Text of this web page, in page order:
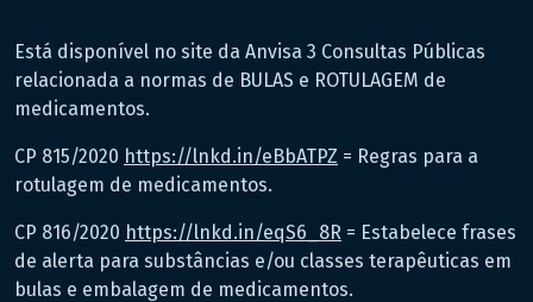
Está disponível no site da Anvisa 3 Consultas Públicas
relacionada a normas de BULAS e ROTULAGEM de
medicamentos.
CP 815/2020 https://lnkd.in/eBbATPZ = Regras para a
rotulagem de medicamentos.
CP 816/2020 https://lnkd.in/eqS6_8R = Estabelece frases
de alerta para substâncias e/ou classes terapêuticas em
bulas e embalagem de medicamentos.